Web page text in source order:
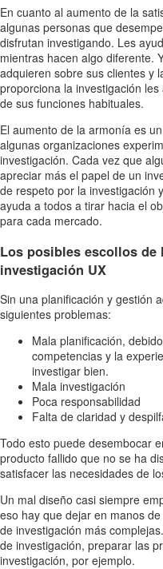
En cuanto al aumento de la
algunas personas que
disfrutan investigando. Les
mientras hacen algo diferente.
adquieren sobre sus clientes y
proporciona la investigación
de sus funciones habituales.
El aumento de la armonía es
algunas organizaciones
investigación. Cada vez que
apreciar más el papel de un
de respeto por la investigación
ayuda a todos a tirar hacia el
para cada mercado.
Los posibles escollos de
investigación UX
Sin una planificación y gestión
siguientes problemas:
Mala planificación,
competencias y la
investigar bien.
Mala investigación
Poca responsabilidad
Falta de claridad y
Todo esto puede desembocar
producto fallido que no se ha
satisfacer las necesidades de
Un mal diseño casi siempre
eso hay que dejar en manos
de investigación más
de investigación, preparar las
investigación, por ejemplo.